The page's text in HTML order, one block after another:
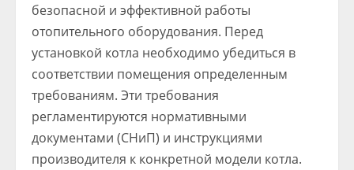
безопасной и эффективной работы
отопительного оборудования. Перед
установкой котла необходимо убедиться в
соответствии помещения определенным
требованиям. Эти требования
регламентируются нормативными
документами (СНиП) и инструкциями
производителя к конкретной модели котла.